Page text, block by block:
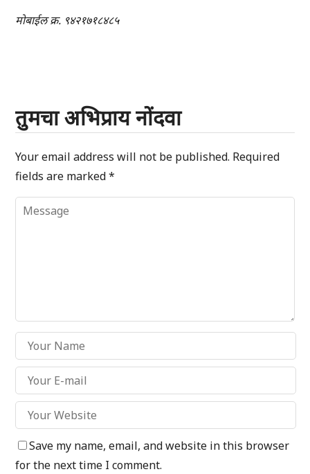
मोबाईल क्र. ९४२१७१८४८५
तुमचा अभिप्राय नोंदवा
Your email address will not be published. Required
fields are marked*
Save my name, email, and website in this browser
for the next time I comment.